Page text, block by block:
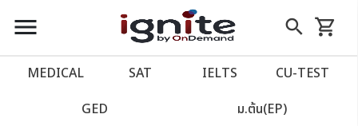
close
account_balance หน้าแรก
เว็บไซต์อิกไนท์
menu search
Skip
to
shopping_cart
รถเข็น
MEDICAL SAT IELTS CU‑TEST
GED ม.ต้น(EP)
We could not find anything for catalog
category view s sat subject test id 379